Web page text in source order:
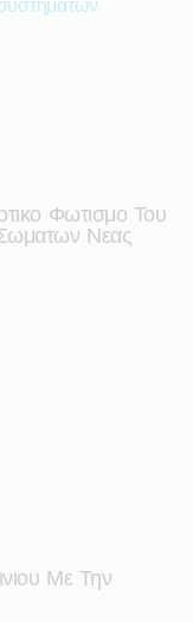
Φωτισμο Του
Νεας
Με Την